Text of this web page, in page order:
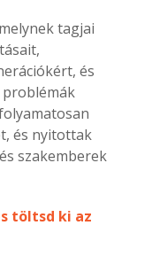
tagjai
és
problémák
és nyitottak
szakemberek
töltsd ki az